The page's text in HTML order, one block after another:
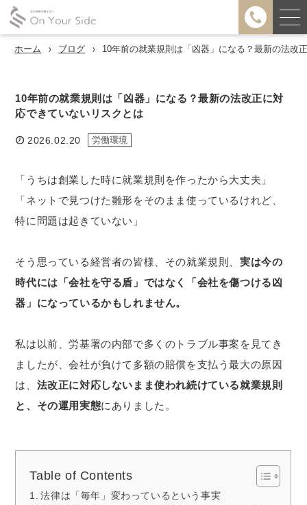
ホーム ブログ 10年前の就業規則は「凶器」になる？最新の法改
10年前の就業規則は「凶器」になる？最新の法改正に対
応できていないリスクとは
2026.02.20 労働環境
「うちは創業した時に就業規則を作ったから大丈夫」
「ネットで見つけた雛形をそのまま使っているけれど、
特に問題は起きていない」
そう思っている経営者の皆様、その就業規則、実は今の
時代には「会社を守る盾」ではなく「会社を傷つける凶
器」になっているかもしれません。
私は以前、労基署の内部で多くのトラブル事案を見てき
ましたが、会社が負けて多額の賠償を支払う最大の原因
は、 法改正に対応しないまま使われ続けている就業規則
と、その運用実態にありました。
Table of Contents
法律は「毎年」変わっているという事実